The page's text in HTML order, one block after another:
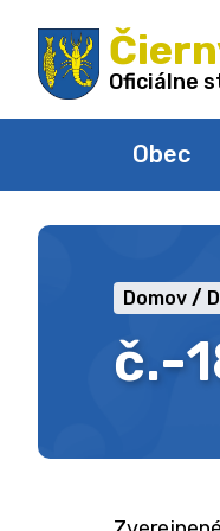
na
obsah
Oficiálne
Obec
č.-
Domov